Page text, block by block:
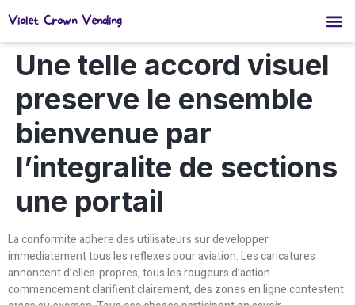
Violet Crown Vending
Une telle accord visuel
preserve le ensemble
bienvenue par
l’integralite de sections
une portail
La conformite adhere des utilisateurs sur developper
immediatement tous les reflexes pour aviation. Les caricatures
annoncent d’elles-propres, tous les rougeurs d’action
commencement clarifient clairement, des zones en ligne contestent